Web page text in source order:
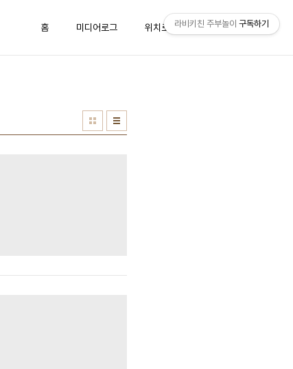
홈 미디어로그 위치로그 방명록
라비키친 주부놀이 구독하기